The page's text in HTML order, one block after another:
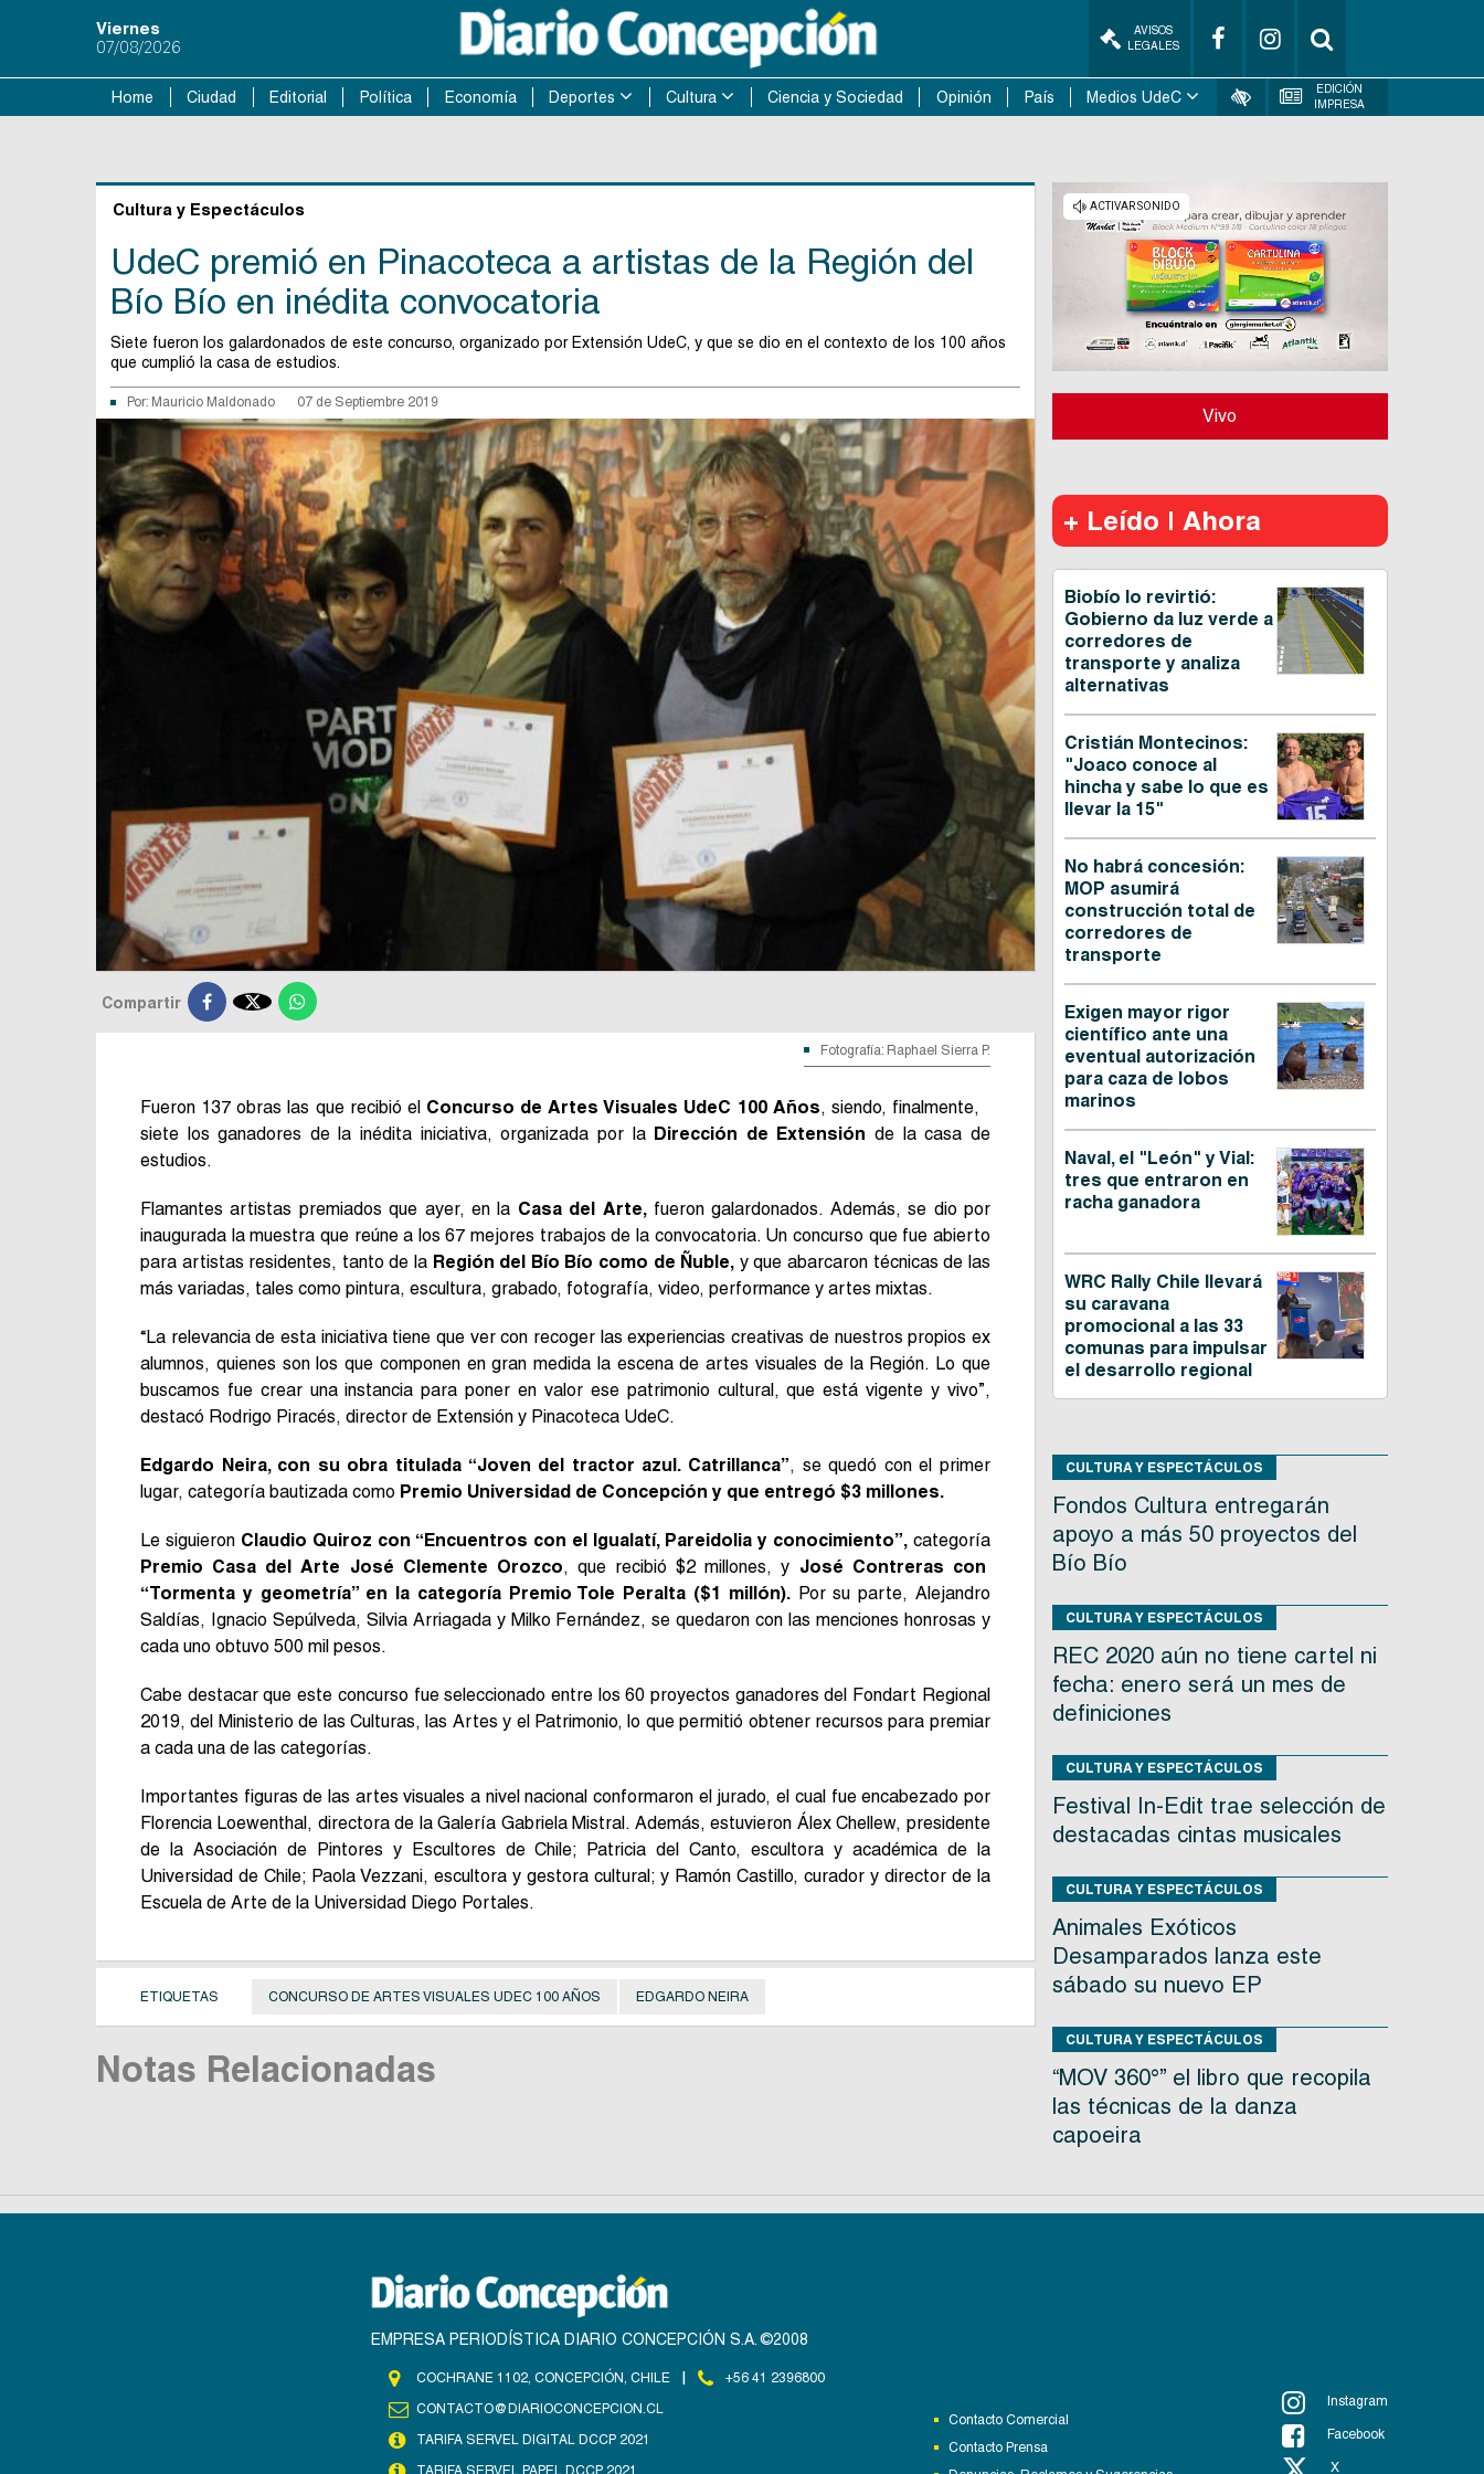
Viernes
07/08/2026
AVISOS
LEGALES
Home Ciudad Editorial Política Economía Deportes Cultura Ciencia y Sociedad Opinión País Medios UdeC
EDICIÓN
IMPRESA
Cultura y Espectáculos
UdeC premió en Pinacoteca a artistas de la Región del
Bío Bío en inédita convocatoria
Siete fueron los galardonados de este concurso, organizado por Extensión UdeC, y que se dio en el contexto de los 100 años
que cumplió la casa de estudios.
Por: Mauricio Maldonado 07 de Septiembre 2019
Compartir 
Fotografía: Raphael Sierra P.
Fueron 137 obras las que recibió el Concurso de Artes Visuales UdeC 100 Años, siendo, finalmente,
siete los ganadores de la inédita iniciativa, organizada por la Dirección de Extensión de la casa de
estudios.
Flamantes artistas premiados que ayer, en la Casa del Arte,fueron galardonados. Además, se dio por
inaugurada la muestra que reúne a los 67 mejores trabajos de la convocatoria. Un concurso que fue abierto
para artistas residentes, tanto de la Región del Bío Bío como de Ñuble, y que abarcaron técnicas de las
más variadas, tales como pintura, escultura, grabado, fotografía, video, performance y artes mixtas.
“La relevancia de esta iniciativa tiene que ver con recoger las experiencias creativas de nuestros propios ex
alumnos, quienes son los que componen en gran medida la escena de artes visuales de la Región. Lo que
buscamos fue crear una instancia para poner en valor ese patrimonio cultural, que está vigente y vivo”,
destacó Rodrigo Piracés, director de Extensión y Pinacoteca UdeC.
Edgardo Neira, con su obra titulada “Joven del tractor azul. Catrillanca”, se quedó con el primer
lugar, categoría bautizada como Premio Universidad de Concepción y que entregó $3 millones.
Le siguieron Claudio Quiroz con “Encuentros con el Igualatí, Pareidolia y conocimiento”,categoría
Premio Casa del Arte José Clemente Orozco, que recibió $2 millones, y José Contreras con
“Tormenta y geometría” en la categoría Premio Tole Peralta ($1 millón).Por su parte, Alejandro
Saldías, Ignacio Sepúlveda, Silvia Arriagada y Milko Fernández, se quedaron con las menciones honrosas y
cada uno obtuvo 500 mil pesos.
Cabe destacar que este concurso fue seleccionado entre los 60 proyectos ganadores del Fondart Regional
2019, del Ministerio de las Culturas, las Artes y el Patrimonio, lo que permitió obtener recursos para premiar
a cada una de las categorías.
Importantes figuras de las artes visuales a nivel nacional conformaron el jurado, el cual fue encabezado por
Florencia Loewenthal, directora de la Galería Gabriela Mistral. Además, estuvieron Álex Chellew, presidente
de la Asociación de Pintores y Escultores de Chile; Patricia del Canto, escultora y académica de la
Universidad de Chile; Paola Vezzani, escultora y gestora cultural; y Ramón Castillo, curador y director de la
Escuela de Arte de la Universidad Diego Portales.
ETIQUETAS CONCURSO DE ARTES VISUALES UDEC 100 AÑOS EDGARDO NEIRA
Notas Relacionadas
Vivo
+ Leído | Ahora
Biobío lo revirtió:
Gobierno da luz verde a
corredores de
transporte y analiza
alternativas
Cristián Montecinos:
"Joaco conoce al
hincha y sabe lo que es
llevar la 15"
No habrá concesión:
MOP asumirá
construcción total de
corredores de
transporte
Exigen mayor rigor
científico ante una
eventual autorización
para caza de lobos
marinos
Naval, el "León" y Vial:
tres que entraron en
racha ganadora
WRC Rally Chile llevará
su caravana
promocional a las 33
comunas para impulsar
el desarrollo regional
CULTURA Y ESPECTÁCULOS
Fondos Cultura entregarán
apoyo a más 50 proyectos del
Bío Bío
CULTURA Y ESPECTÁCULOS
REC 2020 aún no tiene cartel ni
fecha: enero será un mes de
definiciones
CULTURA Y ESPECTÁCULOS
Festival In-Edit trae selección de
destacadas cintas musicales
CULTURA Y ESPECTÁCULOS
Animales Exóticos
Desamparados lanza este
sábado su nuevo EP
CULTURA Y ESPECTÁCULOS
“MOV 360°” el libro que recopila
las técnicas de la danza
capoeira
EMPRESA PERIODÍSTICA DIARIO CONCEPCIÓN S.A. ©2008
COCHRANE 1102, CONCEPCIÓN, CHILE |
+56 41 2396800
CONTACTO@DIARIOCONCEPCION.CL
TARIFA SERVEL DIGITAL DCCP 2021
TARIFA SERVEL PAPEL DCCP 2021
Contacto Comercial
Contacto Prensa
Instagram
Facebook
X